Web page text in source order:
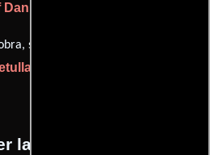
se encuentra a cargo de
la películas Reversal?